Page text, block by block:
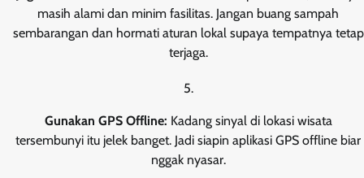
masih alami dan minim fasilitas. Jangan buang sampah
sembarangan dan hormati aturan lokal supaya tempatnya tetap
terjaga.
Gunakan GPS Offline: Kadang sinyal di lokasi wisata
tersembunyi itu jelek banget. Jadi siapin aplikasi GPS offline biar
nggak nyasar.